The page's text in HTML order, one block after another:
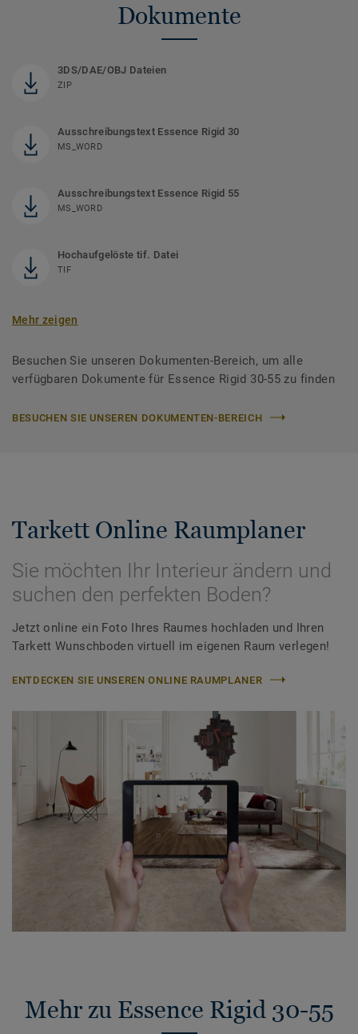
Dokumente
3DS/DAE/OBJ Dateien
ZIP
Ausschreibungstext Essence Rigid 30
MS_WORD
Ausschreibungstext Essence Rigid 55
MS_WORD
Hochaufgelöste tif. Datei
TIF
Mehr zeigen
Besuchen Sie unseren Dokumenten-Bereich, um alle
verfügbaren Dokumente für Essence Rigid 30-55 zu finden
BESUCHEN SIE UNSEREN DOKUMENTEN-BEREICH
Tarkett Online Raumplaner
Sie möchten Ihr Interieur ändern und
suchen den perfekten Boden?
Jetzt online ein Foto Ihres Raumes hochladen und Ihren
Tarkett Wunschboden virtuell im eigenen Raum verlegen!
ENTDECKEN SIE UNSEREN ONLINE RAUMPLANER
Mehr zu Essence Rigid 30-55